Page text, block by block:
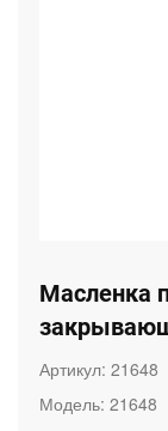
Масленка
Артикул: 21648
Модель: 21648